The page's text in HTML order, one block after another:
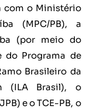
com o Ministério
(MPC/PB), a
(por meio do
do Programa de
Brasileiro da
(ILA Brasil), o
e o TCE-PB, o